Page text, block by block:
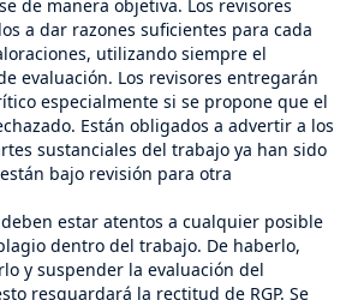
de manera objetiva. Los revisores
a dar razones suficientes para cada
utilizando siempre el
evaluación. Los revisores entregarán
especialmente si se propone que el
Están obligados a advertir a los
sustanciales del trabajo ya han sido
bajo revisión para otra
estar atentos a cualquier posible
dentro del trabajo. De haberlo,
y suspender la evaluación del
resguardará la rectitud de RGP. Se